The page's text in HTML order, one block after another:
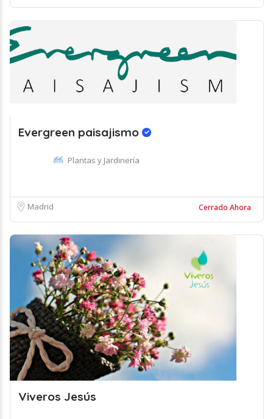
Evergreen paisajismo
Plantas y Jardinería
Madrid Cerrado Ahora
Viveros Jesús